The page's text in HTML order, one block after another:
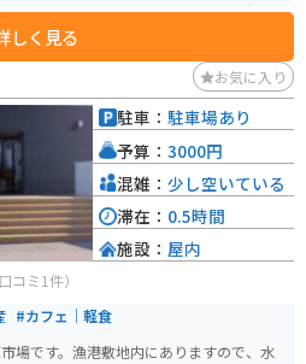
ず写真を撮りたくなる可愛らしい外観も
す。ホームには小さな神社もあり、見ど
短時間でも満喫できます。 バイクで
周辺の駐車場を利用し徒歩でアクセスす
かな雰囲気とともに楽しめる、ツーリン
トです。
しく見る
お気に入り
口コミ1件）
#カフェ｜軽食
場です。漁港敷地内にありますので、水
駐車： 駐車場あり
予算： 3000円
混雑： 少し空いている
滞在： 0.5時間
施設： 屋内